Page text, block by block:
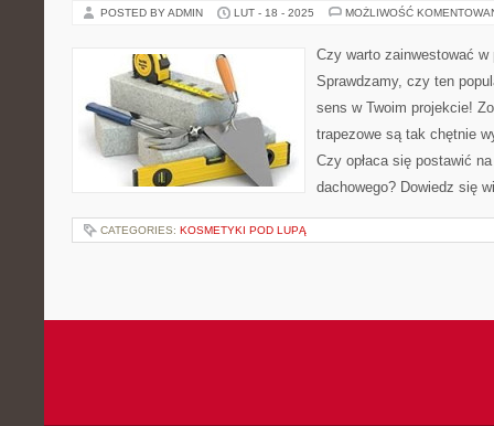
POSTED BY ADMIN LUT - 18 - 2025 MOŻLIWOŚĆ
Czy warto zainwestować w
Sprawdzamy, czy ten
sens w Twoim projekcie!
trapezowe są tak chętnie
Czy opłaca się postawić
dachowego? Dowiedz się
CATEGORIES: KOSMETYKI POD LUPĄ